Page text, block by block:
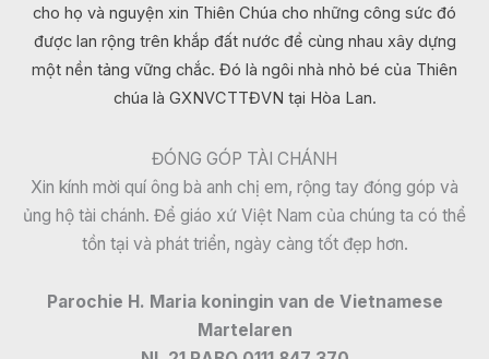
cho họ và nguyện xin Thiên Chúa cho những công sức đó
được lan rộng trên khắp đất nước để cùng nhau xây dựng
một nền tảng vững chắc. Đó là ngôi nhà nhỏ bé của Thiên
chúa là GXNVCTTĐVN tại Hòa Lan.
ĐÓNG GÓP TÀI CHÁNH
Xin kính mời quí ông bà anh chị em, rộng tay đóng góp và
ủng hộ tài chánh. Để giáo xứ Việt Nam của chúng ta có thể
tồn tại và phát triển, ngày càng tốt đẹp hơn.
Parochie H. Maria koningin van de Vietnamese
Martelaren